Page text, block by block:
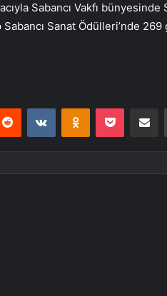
Sabancı Vakfı bünyesinde
Sanat Ödülleri’nde
Reddit VKontakteOdnoklassniki
Pocket